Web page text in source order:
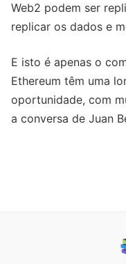
Web2 podem ser
replicar os dados e
E isto é apenas o
Ethereum têm uma
oportunidade, com
a conversa de Juan